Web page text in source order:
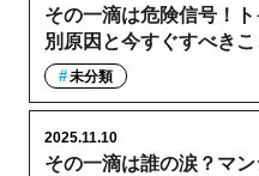
その一滴は危険信号！
別原因と今すぐすべきこ
未分類
その一滴は誰の涙？マ
2025.11.10